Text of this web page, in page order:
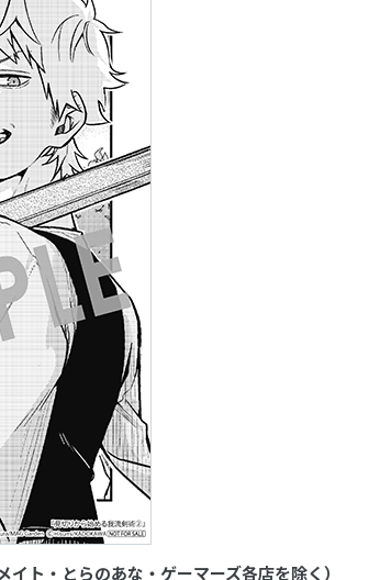
イト・とらのあな・ゲーマーズ各店を除く）